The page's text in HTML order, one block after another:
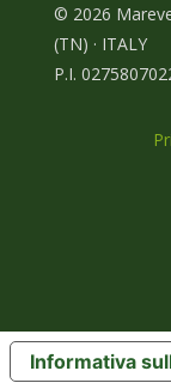
© 2026
(TN) · ITALY
P.I.
Informativa